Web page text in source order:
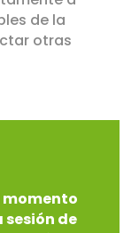
de la
otras
momento
sesión de